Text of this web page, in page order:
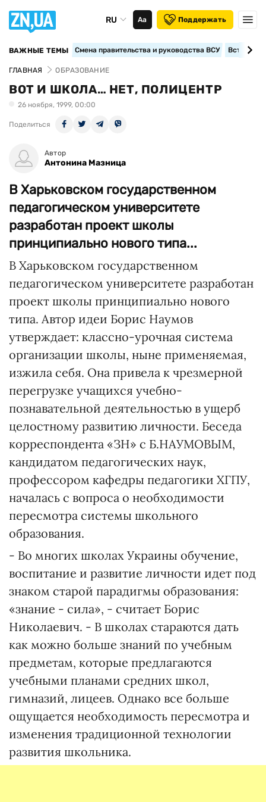
RU Аа Поддержать
ВАЖНЫЕ ТЕМЫ Смена правительства и руководства ВСУ
ГЛАВНАЯ ОБРАЗОВАНИЕ
ВОТ И ШКОЛА… НЕТ, ПОЛИЦЕНТР
26 ноября, 1999, 00:00
Поделиться
Автор
Антонина Мазница
В Харьковском государственном
педагогическом университете
разработан проект школы
принципиально нового типа...
В Харьковском государственном
педагогическом университете разработан
проект школы принципиально нового
типа. Автор идеи Борис Наумов
утверждает: классно-урочная система
организации школы, ныне применяемая,
изжила себя. Она привела к чрезмерной
перегрузке учащихся учебно-
познавательной деятельностью в ущерб
целостному развитию личности. Беседа
корреспондента «ЗН» с Б.НАУМОВЫМ,
кандидатом педагогических наук,
профессором кафедры педагогики ХГПУ,
началась с вопроса о необходимости
пересмотра системы школьного
образования.
- Во многих школах Украины обучение,
воспитание и развитие личности идет под
знаком старой парадигмы образования:
«знание - сила», - считает Борис
Николаевич. - В школах стараются дать
как можно больше знаний по учебным
предметам, которые предлагаются
учебными планами средних школ,
гимназий, лицеев. Однако все больше
ощущается необходимость пересмотра и
изменения традиционной технологии
развития школьника.